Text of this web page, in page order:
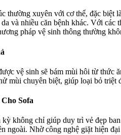
thường xuyên với cơ thể, đặc biệt
và nhiều căn bệnh khác. Với các
pháp vệ sinh thông thường
vệ sinh sẽ bám mùi hôi từ thức
mùi chuyên biệt, giúp loại bỏ
Sofa
không chỉ giúp duy trì vẻ đẹp
ngoài. Nhờ công nghệ giặt hiện